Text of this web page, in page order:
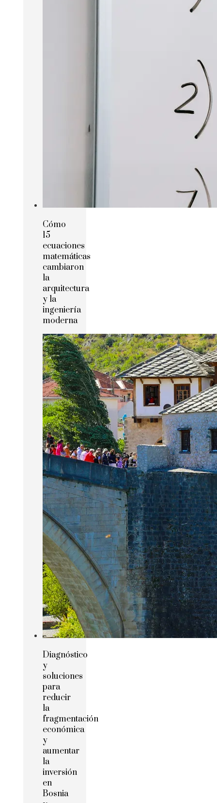
Cómo
15
ecuaciones
matemáticas
cambiaron
la
arquitectura
y la
ingeniería
moderna
Diagnóstico
y
soluciones
para
reducir
la
fragmentación
económica
y
aumentar
la
inversión
en
Bosnia